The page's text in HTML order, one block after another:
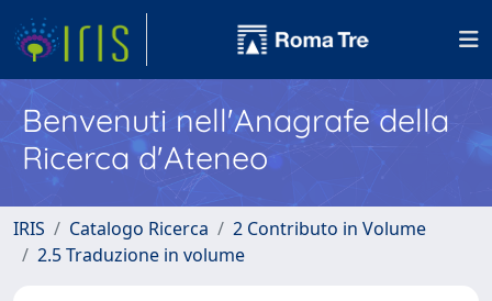
Benvenuti nell'Anagrafe della
Ricerca d'Ateneo
IRIS Catalogo Ricerca
2 Contributo in Volume
2.5 Traduzione in volume